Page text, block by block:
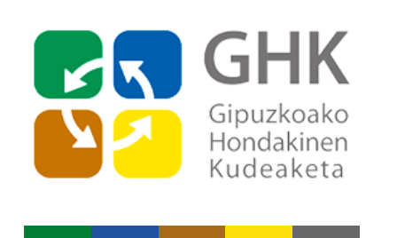
Edukietara jo